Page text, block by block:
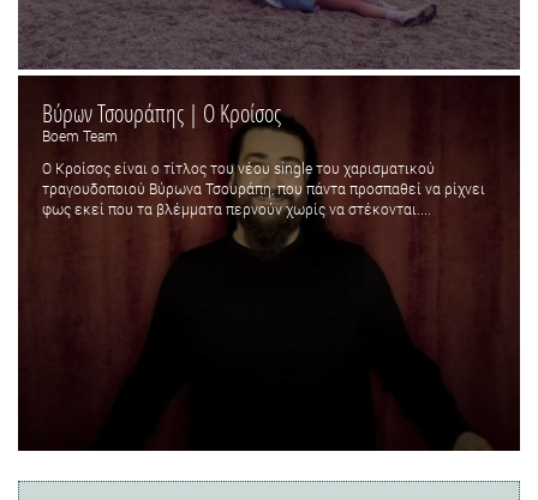
Βύρων Τσουράπης | Ο Κροίσος
Boem Team
Ο Κροίσος είναι ο τίτλος του νέου single του χαρισματικού
τραγουδοποιού Βύρωνα Τσουράπη, που πάντα προσπαθεί να ρίχνει
φως εκεί που τα βλέμματα περνούν χωρίς να στέκονται....